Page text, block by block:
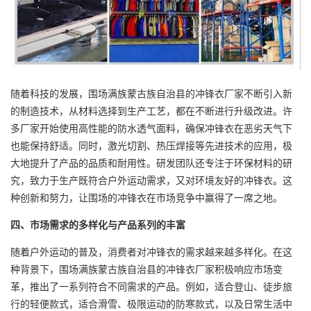
随着科技的发展，围场满族蒙古族自治县的冲锋衣厂家不断引入新
的制造技术，从材料选择到生产工艺，都在不断进行升级改进。许
多厂家开始使用高性能的防水透气面料，确保冲锋衣在恶劣天气下
也能保持舒适。同时，激光切割、热压焊接等先进技术的应用，极
大地提升了产品的品质和耐用性。研发团队还专注于环保材料的研
究，致力于生产既符合户外运动需求，又对环境友好的冲锋衣。这
种创新和努力，让围场的冲锋衣在市场竞争中赢得了一席之地。
四、市场需求的多样化与产品系列的丰富
随着户外运动的普及，消费者对冲锋衣的需求越来越多样化。在这
种背景下，围场满族蒙古族自治县的冲锋衣厂家积极响应市场变
革，推出了一系列符合不同需求的产品。例如，适合登山、徒步旅
行的轻便款式，适合滑雪、极限运动的防寒款式，以及日常生活中